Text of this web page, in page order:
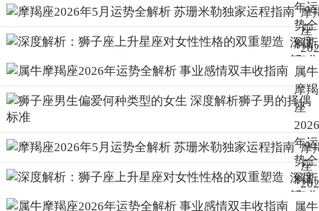
对于摩羯座而言，2026年无疑是一个充满幸运的年份。尽管
吉星并不频繁出现，但几乎所有重要的和具有破坏性的星象
运动都不会对摩羯座构成威胁。这意味着，只要你能够保持
稳健的步伐，按部就班地推进自己的计划，一切都有望顺利
进行。因此，对于摩羯座来说，今年是一个除旧迎新、重新
规划未来的好时机。不妨趁此机会，在工作和感情方面进行
深入的梳理和调整，相信定能迎来新的突破和进展。
属蛇男狮子座与属牛摩羯座女在2026年
步入婚姻殿堂的考量
年运
势全
解析
事业
感情
双丰
收指
南
摩
座
年5
月
势
解
苏
米
独
运
深度
解
析：
狮子
座上
升星
座对
女性
性格
的双
属牛
摩羯
座
年运
势全
解析
事业
摩
座
年5
深度
解
属牛